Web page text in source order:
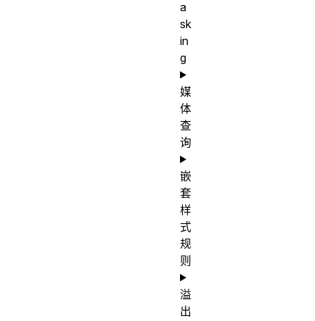
a
sk
in
g
媒
体
查
询
嵌
套
样
式
规
则
溢
出